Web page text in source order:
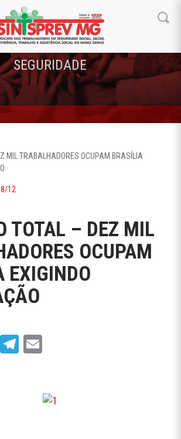
SEGURIDADE
MIL TRABALHADORES OCUPAM BRASÍLIA
12
TOTAL – DEZ MIL
OCUPAM
EXIGINDO
WhatsApp
Telegram